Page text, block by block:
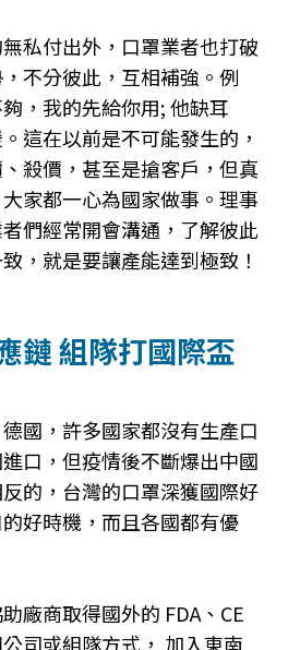
私付出外，口罩業者也打破
不分彼此，互相補強。例
，我的先給你用; 他缺耳
這在以前是不可能發生的，
殺價，甚至是搶客戶，但真
家都一心為國家做事。理事
們經常開會溝通，了解彼此
，就是要讓產能達到極致！
鏈 組隊打國際盃
國，許多國家都沒有生產口
口，但疫情後不斷爆出中國
的，台灣的口罩深獲國際好
好時機，而且各國都有優
廠商取得國外的 FDA、CE
司或組隊方式， 加入東南